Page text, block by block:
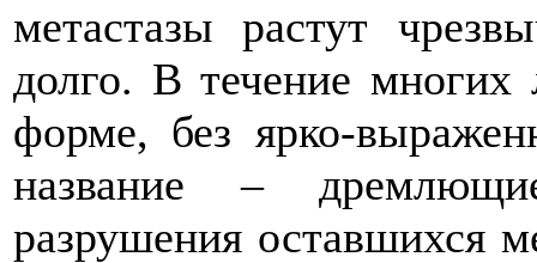
метастазы растут
долго. В течение многих
форме, без ярко-
название –
разрушения оставшихся